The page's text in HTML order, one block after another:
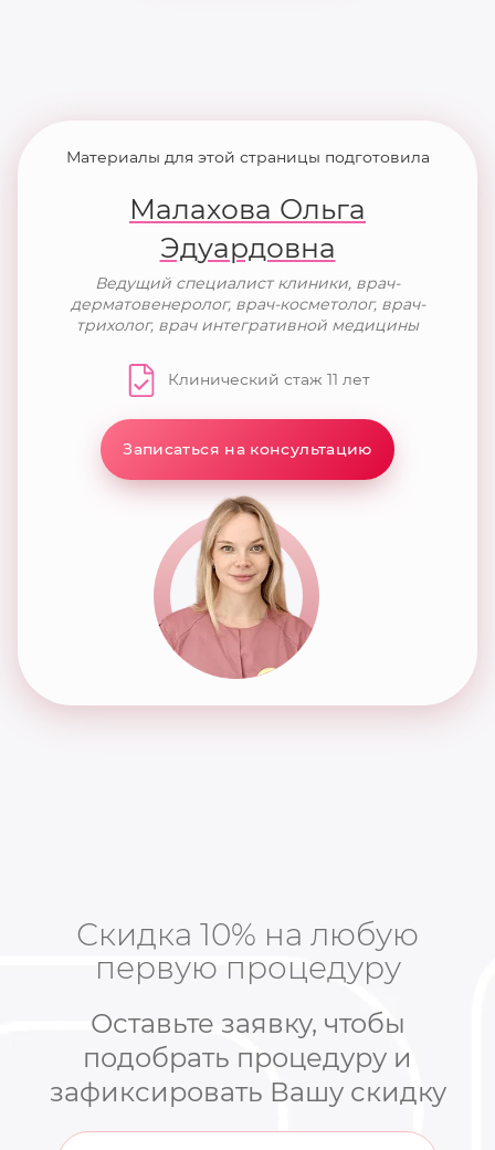
Материалы для этой страницы подготовила
Малахова Ольга
Эдуардовна
Ведущий специалист клиники, врач-
дерматовенеролог, врач-косметолог, врач-
трихолог, врач интегративной медицины
Клинический стаж 11 лет
Записаться на консультацию
Скидка 10% на любую
первую процедуру
Оставьте заявку, чтобы
подобрать процедуру и
зафиксировать Вашу скидку